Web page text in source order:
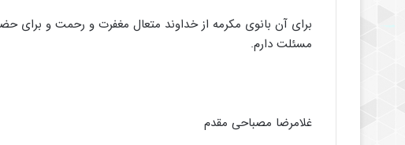
برای آن بانوی مکرمه از خداوند متعال مغفرت و رحمت و برای
مسئلت دارم.
غلامرضا مصباحی مقدم